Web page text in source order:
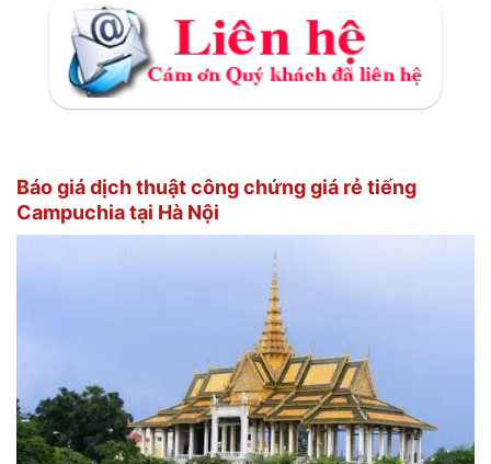
Báo giá dịch thuật công chứng giá rẻ tiếng
Campuchia tại Hà Nội